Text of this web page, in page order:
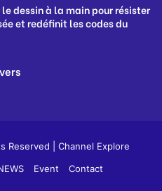
dessin à la main pour résister
et redéfinit les codes du
Reserved | Channel Explore
Event Contact